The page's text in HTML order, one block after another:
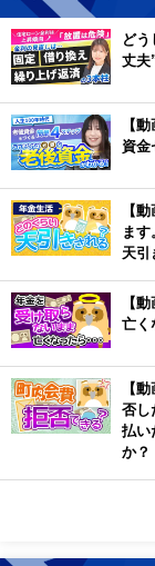
どう
丈夫
【
資金
【
ます
天引
【
亡く
【
否し
払い
か？